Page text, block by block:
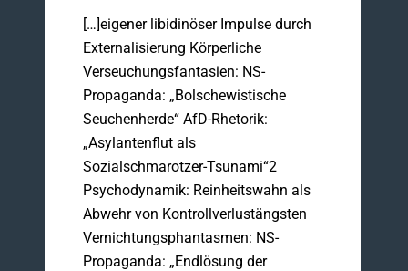
[…]eigener libidinöser Impulse durch
Externalisierung Körperliche
Verseuchungsfantasien: NS-
Propaganda: „Bolschewistische
Seuchenherde“ AfD-Rhetorik:
„Asylantenflut als
Sozialschmarotzer-Tsunami“2
Psychodynamik: Reinheitswahn als
Abwehr von Kontrollverlustängsten
Vernichtungsphantasmen: NS-
Propaganda: „Endlösung der